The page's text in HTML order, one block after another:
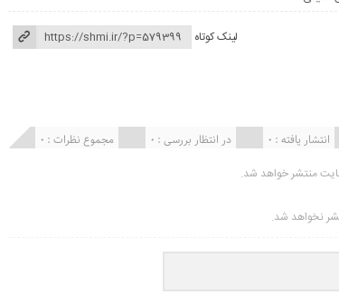
لینک کوتاه
مجموع نظرات : 0 در انتظار بررسی : 0 انتشار یافته : 0
منتشر خواهد شد.
نخواهد شد.